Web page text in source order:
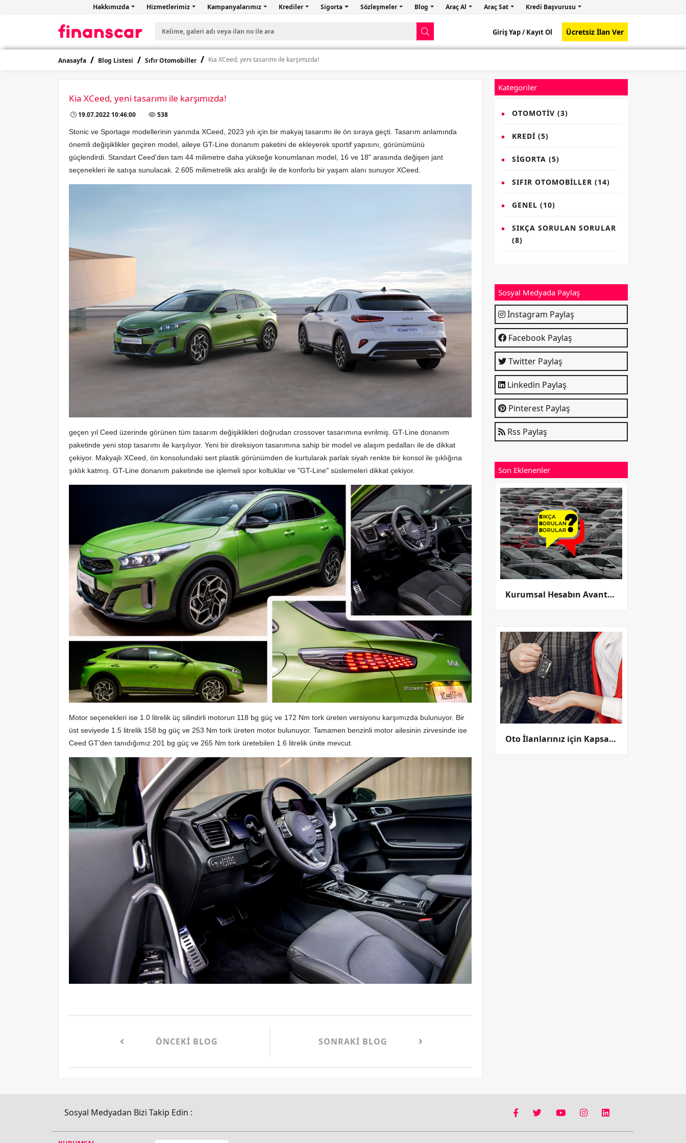
Hakkımızda Hizmetlerimiz Kampanyalarımız Krediler Sigorta Sözleşmeler Blog Araç Al Araç Sat Kredi Başvurusu
Giriş Yap /Kayıt Ol Ücretsiz İlan Ver
Anasayfa Blog Listesi Sıfır Otomobiller Kia XCeed, yeni tasarımı ile karşımızda!
Kia XCeed, yeni tasarımı ile karşımızda!
19.07.2022 10:46:00 538
Stonic ve Sportage modellerinin yanında XCeed, 2023 yılı için bir makyaj tasarımı ile ön sıraya geçti. Tasarım anlamında
önemli değişiklikler geçiren model, aileye GT-Line donanım paketini de ekleyerek sportif yapısını, görünümünü
güçlendirdi. Standart Ceed'den tam 44 milimetre daha yükseğe konumlanan model, 16 ve 18" arasında değişen jant
seçenekleri ile satışa sunulacak. 2.605 milimetrelik aks aralığı ile de konforlu bir yaşam alanı sunuyor XCeed.
geçen yıl Ceed üzerinde görünen tüm tasarım değişiklikleri doğrudan crossover tasarımına evrilmiş. GT-Line donanım
paketinde yeni stop tasarımı ile karşılıyor. Yeni bir direksiyon tasarımına sahip bir model ve alaşım pedalları ile de dikkat
çekiyor. Makyajlı XCeed, ön konsolundaki sert plastik görünümden de kurtularak parlak siyah renkte bir konsol ile şıklığına
şıklık katmış. GT-Line donanım paketinde ise işlemeli spor koltuklar ve "GT-Line" süslemeleri dikkat çekiyor.
Motor seçenekleri ise 1.0 litrelik üç silindirli motorun 118 bg güç ve 172 Nm tork üreten versiyonu karşımızda bulunuyor. Bir
üst seviyede 1.5 litrelik 158 bg güç ve 253 Nm tork üreten motor bulunuyor. Tamamen benzinli motor ailesinin zirvesinde ise
Ceed GT'den tanıdığımız 201 bg güç ve 265 Nm tork üretebilen 1.6 litrelik ünite mevcut.
ÖNCEKI BLOG SONRAKI BLOG
Kategoriler
OTOMOTIV (3)
KREDI (5)
SIGORTA (5)
SIFIR OTOMOBILLER (14)
GENEL (10)
SIKÇA SORULAN SORULAR
(8)
Sosyal Medyada Paylaş
İnstagram Paylaş
Facebook Paylaş
Twitter Paylaş
Linkedin Paylaş
Pinterest Paylaş
Rss Paylaş
Son Eklenenler
Kurumsal Hesabın Avantajları Nelerdir?
Oto İlanlarınız için Kapsamlı Bir Platform
Sosyal Medyadan Bizi Takip Edin :